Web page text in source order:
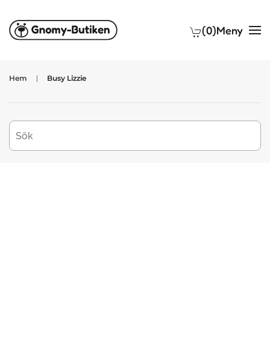
Skip to main content (0)Meny
Hem Busy Lizzie